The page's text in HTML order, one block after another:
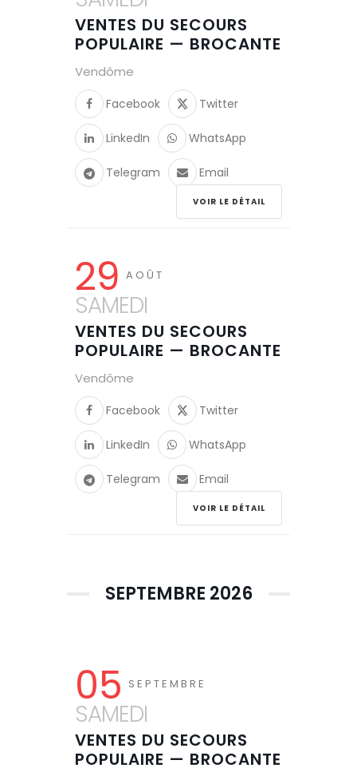
VENTES DU SECOURS
POPULAIRE — BROCANTE
Vendôme
Facebook Twitter
LinkedIn WhatsApp
Telegram Email
VOIR LE DÉTAIL
29 AOÛT
SAMEDI
VENTES DU SECOURS
POPULAIRE — BROCANTE
Vendôme
Facebook Twitter
LinkedIn WhatsApp
Telegram Email
VOIR LE DÉTAIL
SEPTEMBRE 2026
05 SEPTEMBRE
SAMEDI
VENTES DU SECOURS
POPULAIRE — BROCANTE